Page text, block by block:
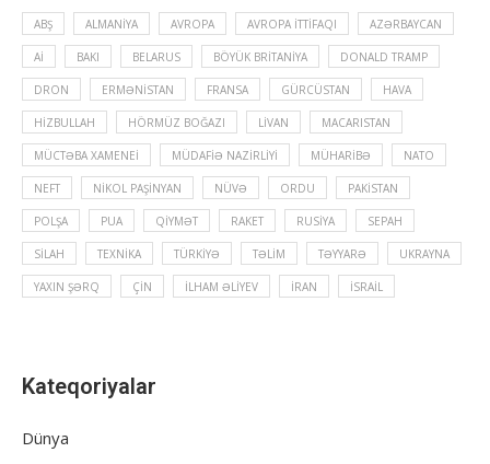
ABŞ ALMANIYA AVROPA AVROPA İTTIFAQI AZƏRBAYCAN
Aİ BAKI BELARUS BÖYÜK BRITANIYA DONALD TRAMP
DRON ERMƏNISTAN FRANSA GÜRCÜSTAN HAVA
HIZBULLAH HÖRMÜZ BOĞAZI LIVAN MACARISTAN
MÜCTƏBA XAMENEI MÜDAFIƏ NAZIRLIYI MÜHARIBƏ NATO
NEFT NIKOL PAŞINYAN NÜVƏ ORDU PAKISTAN
POLŞA PUA QIYMƏT RAKET RUSIYA SEPAH
SILAH TEXNIKA TÜRKIYƏ TƏLIM TƏYYARƏ UKRAYNA
YAXIN ŞƏRQ ÇIN İLHAM ƏLIYEV İRAN İSRAIL
Kateqoriyalar
Dünya